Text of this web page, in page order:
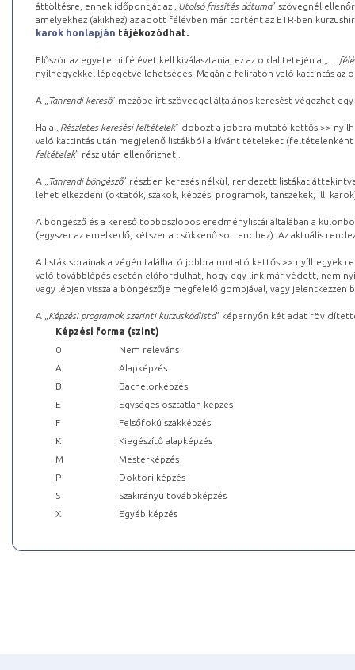
áttöltésre, ennek időpontját az „ Utolsó frissítés dátuma” szövegnél
amelyekhez (akikhez) az adott félévben már történt az ETR-ben
karok honlapján tájékozódhat.
Először az egyetemi félévet kell kiválasztania, ez az oldal tetején a „
…
nyílhegyekkel lépegetve lehetséges. Magán a feliraton való kattintás az
A „ Tanrendi kereső” mezőbe írt szöveggel általános keresést végezhet
Ha a „ Részletes keresési feltételek” dobozt a jobbra mutató kettős >>
való kattintás után megjelenő listákból a kívánt tételeket (feltételenként
feltételek” rész után ellenőrizheti.
A „ Tanrendi böngésző” részben keresés nélkül, rendezett listákat
lehet elkezdeni (oktatók, szakok, képzési programok, tanszékek, ill.
A böngésző és a kereső többoszlopos eredménylistái általában a
(egyszer az emelkedő, kétszer a csökkenő sorrendhez). Az aktuális
A listák sorainak a végén található jobbra mutató kettős >> nyílhegyek
való továbblépés esetén előfordulhat, hogy egy link már védett, nem
vagy lépjen vissza a böngészője megfelelő gombjával, vagy
A „ Képzési programok szerinti kurzuskódlista” képernyőn két adat
Képzési forma (szint)
0
Nem releváns
A
Alapképzés
B
Bachelorképzés
E
Egységes osztatlan képzés
F
Felsőfokú szakképzés
K
Kiegészítő alapképzés
M
Mesterképzés
P
Doktori képzés
S
Szakirányú továbbképzés
X
Egyéb képzés